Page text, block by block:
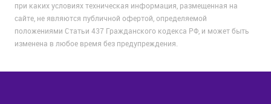
при каких условиях техническая информация, размещенная на
сайте, не являются публичной офертой, определяемой
положениями Статьи 437 Гражданского кодекса РФ, и может быть
изменена в любое время без предупреждения.